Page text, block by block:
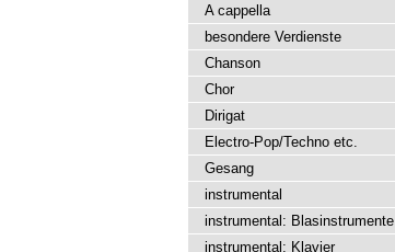
A cappella
besondere Verdienste
Chanson
Chor
Dirigat
Electro-Pop/Techno etc.
Gesang
instrumental
instrumental: Blasinstrumente
instrumental: Klavier